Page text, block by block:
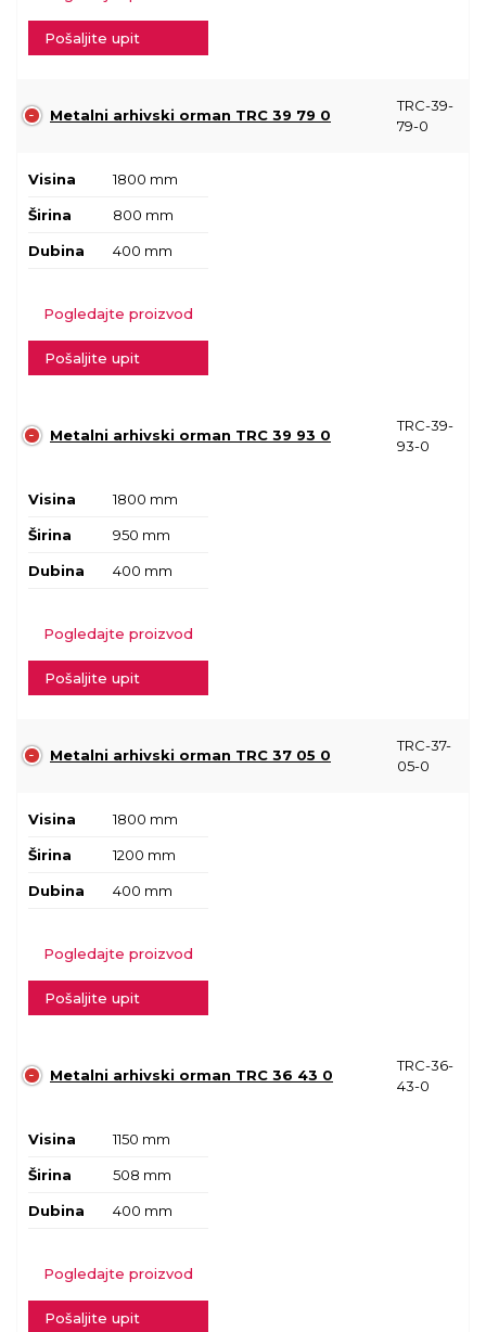
Pošaljite upit
Metalni arhivski orman TRC 39 79 0
TRC-39-
79-0
Visina 1800 mm
Širina 800 mm
Dubina 400 mm
Pogledajte proizvod
Pošaljite upit
Metalni arhivski orman TRC 39 93 0
TRC-39-
93-0
Visina 1800 mm
Širina 950 mm
Dubina 400 mm
Pogledajte proizvod
Pošaljite upit
Metalni arhivski orman TRC 37 05 0
TRC-37-
05-0
Visina 1800 mm
Širina 1200 mm
Dubina 400 mm
Pogledajte proizvod
Pošaljite upit
Metalni arhivski orman TRC 36 43 0
TRC-36-
43-0
Visina 1150 mm
Širina 508 mm
Dubina 400 mm
Pogledajte proizvod
Pošaljite upit